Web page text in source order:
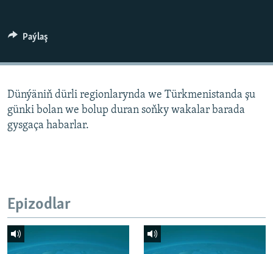
Paýlaş
Dünýäniň dürli regionlarynda we Türkmenistanda şu
günki bolan we bolup duran soňky wakalar barada
gysgaça habarlar.
Epizodlar